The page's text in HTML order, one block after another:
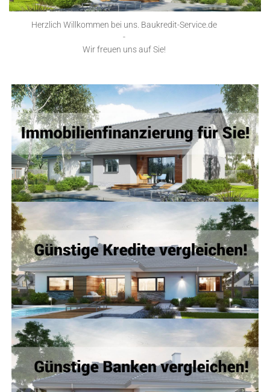
Herzlich Willkommen bei uns. Baukredit-Service.de
-
Wir freuen uns auf Sie!